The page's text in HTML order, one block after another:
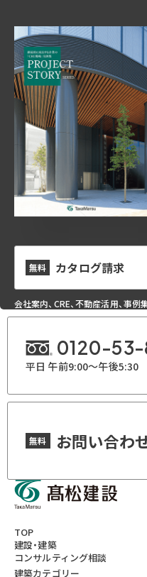
無料 カタログ請求
会社案内、CRE、不動産活用、事例
0120-53-
平日 午前9:00～午後5:30
無料 お問い合わ
TOP
建設・建築
コンサルティング相談
建築カテゴリー